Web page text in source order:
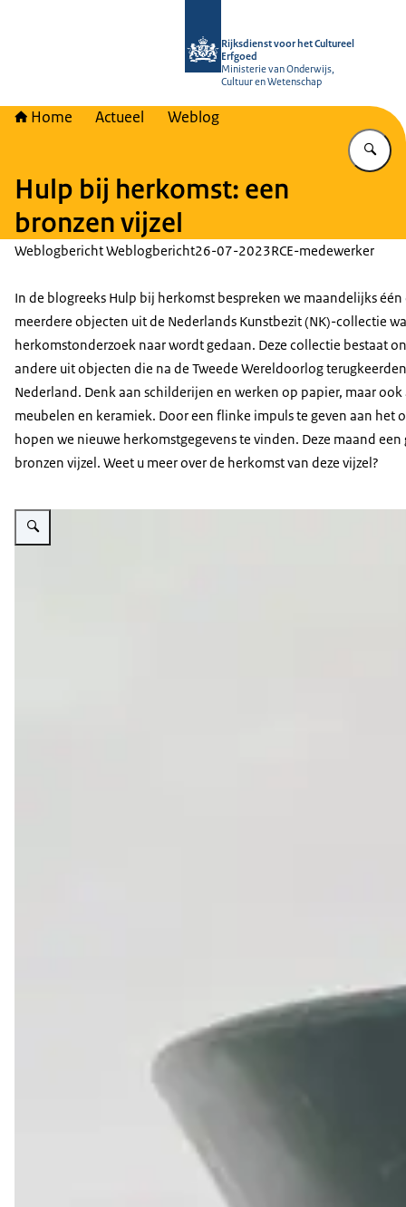
Rijksdienst voor het Cultureel
Erfgoed
Ministerie van Onderwijs,
Cultuur en Wetenschap
Home Actueel Weblog
Hulp bij herkomst: een
bronzen vijzel
Weblogbericht Weblogbericht26-07-2023RCE-medewerker
In de blogreeks Hulp bij herkomst bespreken we maandelijks één
meerdere objecten uit de Nederlands Kunstbezit (NK)-collectie
herkomstonderzoek naar wordt gedaan. Deze collectie bestaat
andere uit objecten die na de Tweede Wereldoorlog
Nederland. Denk aan schilderijen en werken op papier, maar ook
meubelen en keramiek. Door een flinke impuls te geven aan het
hopen we nieuwe herkomstgegevens te vinden. Deze maand
bronzen vijzel. Weet u meer over de herkomst van deze vijzel?
Vergroot afbeelding Detail van vijzel met inscriptie